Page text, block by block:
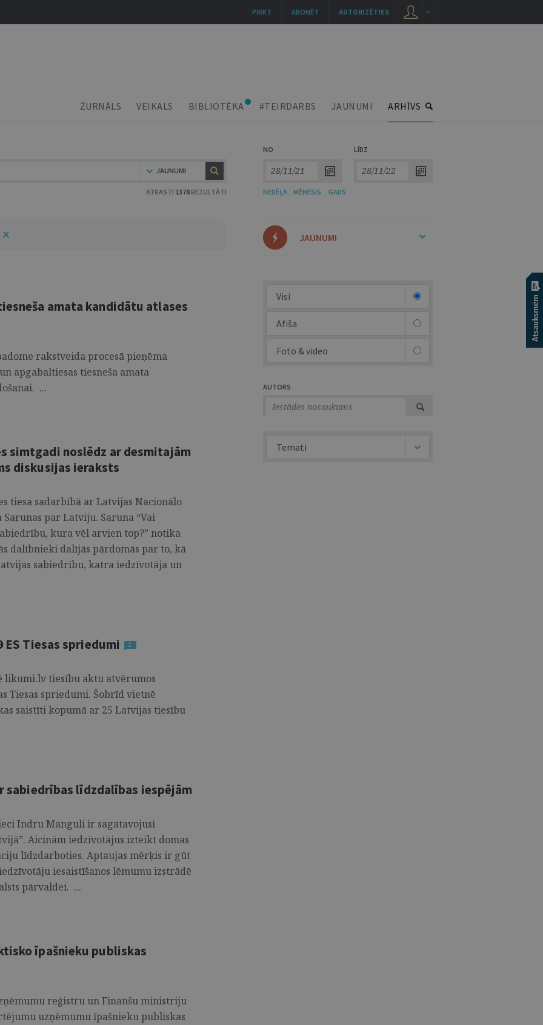
ŽURNĀLS VEIKALS BIBLIOTĒKA #TEIRDARBS JAUNUMI ARHĪVS
JAUNUMI
ATRASTI 1378 REZULTĀTI
NO LĪDZ
NEDĒĻA MĒNESIS GADS
amata kandidātu atlases
rakstveida procesā pieņēma
apgabaltiesas tiesneša amata
...
simtgadi noslēdz ar desmitajām
diskusijas ieraksts
tiesa sadarbībā ar Latvijas Nacionālo
par Latviju. Saruna “Vai
kura vēl arvien top?” notika
dalībnieki dalījās pārdomās par to, kā
sabiedrību, katra iedzīvotāja un
Tiesas spriedumi
1
likumi.lv tiesību aktu atvērumos
Tiesas spriedumi. Šobrīd vietnē
saistīti kopumā ar 25 Latvijas tiesību
līdzdalības iespējām
Indru Manguli ir sagatavojusi
Aicinām iedzīvotājus izteikt domas
līdzdarboties. Aptaujas mērķis ir gūt
iesaistīšanos lēmumu izstrādē
pārvaldei. ...
īpašnieku publiskas
reģistru un Finanšu ministriju
uzņēmumu īpašnieku publiskas
JAUNUMI
Visi
Afiša
Foto & video
AUTORS
Temati
AUTORIZĒTIES
ABONĒT
PIRKT